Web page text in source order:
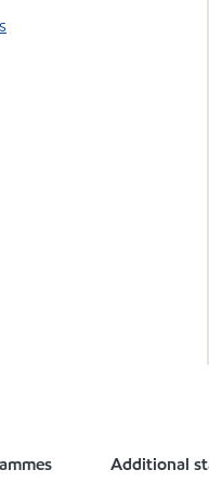
Additional